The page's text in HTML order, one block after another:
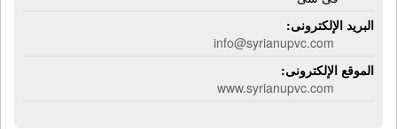
البريد الإلكترونى:
info@syrianupvc.com
الموقع الإلكترونى:
www.syrianupvc.com